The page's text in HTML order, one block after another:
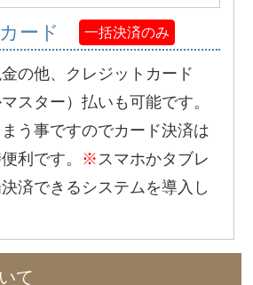
ード 一括決済のみ
の他、クレジットカード
マスター）払いも可能です。
う事ですのでカード決済は
利です。 ※スマホかタブレ
済できるシステムを導入し
て